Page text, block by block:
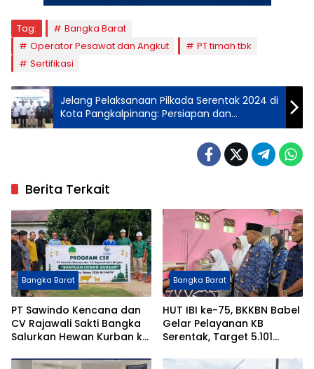
Tag:
Bangka Barat
Operator Pesawat dan Angkut
PT timah tbk
Sertifikasi
Jelang Pelaksanaan Pilkada Serentak 2024 di
Kota Pangkalpinang: Persiapan dan
Koordinasi Pemerintah
Berita Terkait
Bangka Barat
PT Sawindo Kencana dan
CV Rajawali Sakti Bangka
Salurkan Hewan Kurban ke
dan Bangka
Bangka Barat
HUT IBI ke-75, BKKBN Babel
Gelar Pelayanan KB
Serentak, Target 5.101